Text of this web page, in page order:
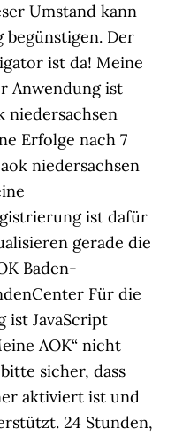
Umstand kann
Der
ist da! Meine
Anwendung ist
niedersachsen
Erfolge nach 7
niedersachsen
ist dafür
gerade die
Baden-
Für die
ist JavaScript
AOK“ nicht
sicher, dass
aktiviert ist und
24 Stunden,